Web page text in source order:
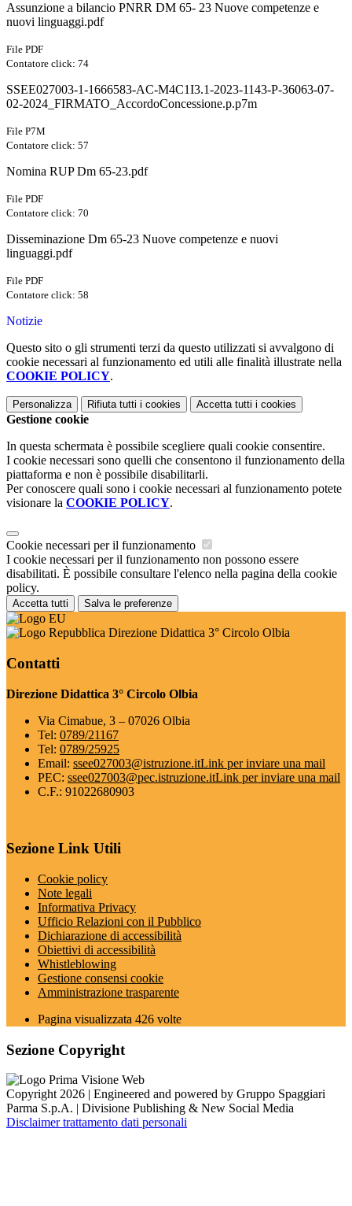
Assunzione a bilancio PNRR DM 65- 23 Nuove competenze e
nuovi linguaggi.pdf
File PDF
Contatore click: 74
SSEE027003-1-1666583-AC-M4C1I3.1-2023-1143-P-36063-07-
02-2024_FIRMATO_AccordoConcessione.p.p7m
File P7M
Contatore click: 57
Nomina RUP Dm 65-23.pdf
File PDF
Contatore click: 70
Disseminazione Dm 65-23 Nuove competenze e nuovi
linguaggi.pdf
File PDF
Contatore click: 58
Notizie
Questo sito o gli strumenti terzi da questo utilizzati si avvalgono di
cookie necessari al funzionamento ed utili alle finalità illustrate nella
COOKIE POLICY.
Personalizza Rifiuta tutti i cookies Accetta tutti i cookies
Gestione cookie
In questa schermata è possibile scegliere quali cookie consentire.
I cookie necessari sono quelli che consentono il funzionamento della
piattaforma e non è possibile disabilitarli.
Per conoscere quali sono i cookie necessari al funzionamento potete
visionare la COOKIE POLICY.
Cookie necessari per il funzionamento
I cookie necessari per il funzionamento non possono essere
disabilitati. È possibile consultare l'elenco nella pagina della cookie
policy.
Accetta tutti Salva le preferenze
Direzione Didattica 3° Circolo Olbia
Contatti
Direzione Didattica 3° Circolo Olbia
Via Cimabue, 3 – 07026 Olbia
Tel: 0789/21167
Tel: 0789/25925
Email: ssee027003@istruzione.itLink per inviare una mail
PEC: ssee027003@pec.istruzione.itLink per inviare una mail
C.F.: 91022680903
Sezione Link Utili
Cookie policy
Note legali
Informativa Privacy
Ufficio Relazioni con il Pubblico
Dichiarazione di accessibilità
Obiettivi di accessibilità
Whistleblowing
Gestione consensi cookie
Amministrazione trasparente
Pagina visualizzata 426 volte
Sezione Copyright
Copyright 2026 | Engineered and powered by Gruppo Spaggiari
Parma S.p.A. | Divisione Publishing & New Social Media
Disclaimer trattamento dati personali